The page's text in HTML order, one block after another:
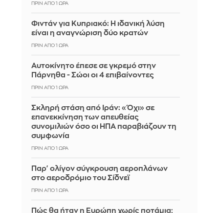
ΠΡΙΝ ΑΠΌ 1 ΏΡΑ
Φιντάν για Κυπριακό: Η ιδανική λύση
είναι η αναγνώριση δύο κρατών
ΠΡΙΝ ΑΠΌ 1 ΏΡΑ
Αυτοκίνητο έπεσε σε γκρεμό στην
Πάρνηθα - Σώοι οι 4 επιβαίνοντες
ΠΡΙΝ ΑΠΌ 1 ΏΡΑ
Σκληρή στάση από Ιράν: «Όχι» σε
επανεκκίνηση των απευθείας
συνομιλιών όσο οι ΗΠΑ παραβιάζουν τη
συμφωνία
ΠΡΙΝ ΑΠΌ 1 ΏΡΑ
Παρ' ολίγον σύγκρουση αεροπλάνων
στο αεροδρόμιο του Σίδνεϊ
ΠΡΙΝ ΑΠΌ 1 ΏΡΑ
Πώς θα ήταν η Ευρώπη χωρίς ποτάμια;